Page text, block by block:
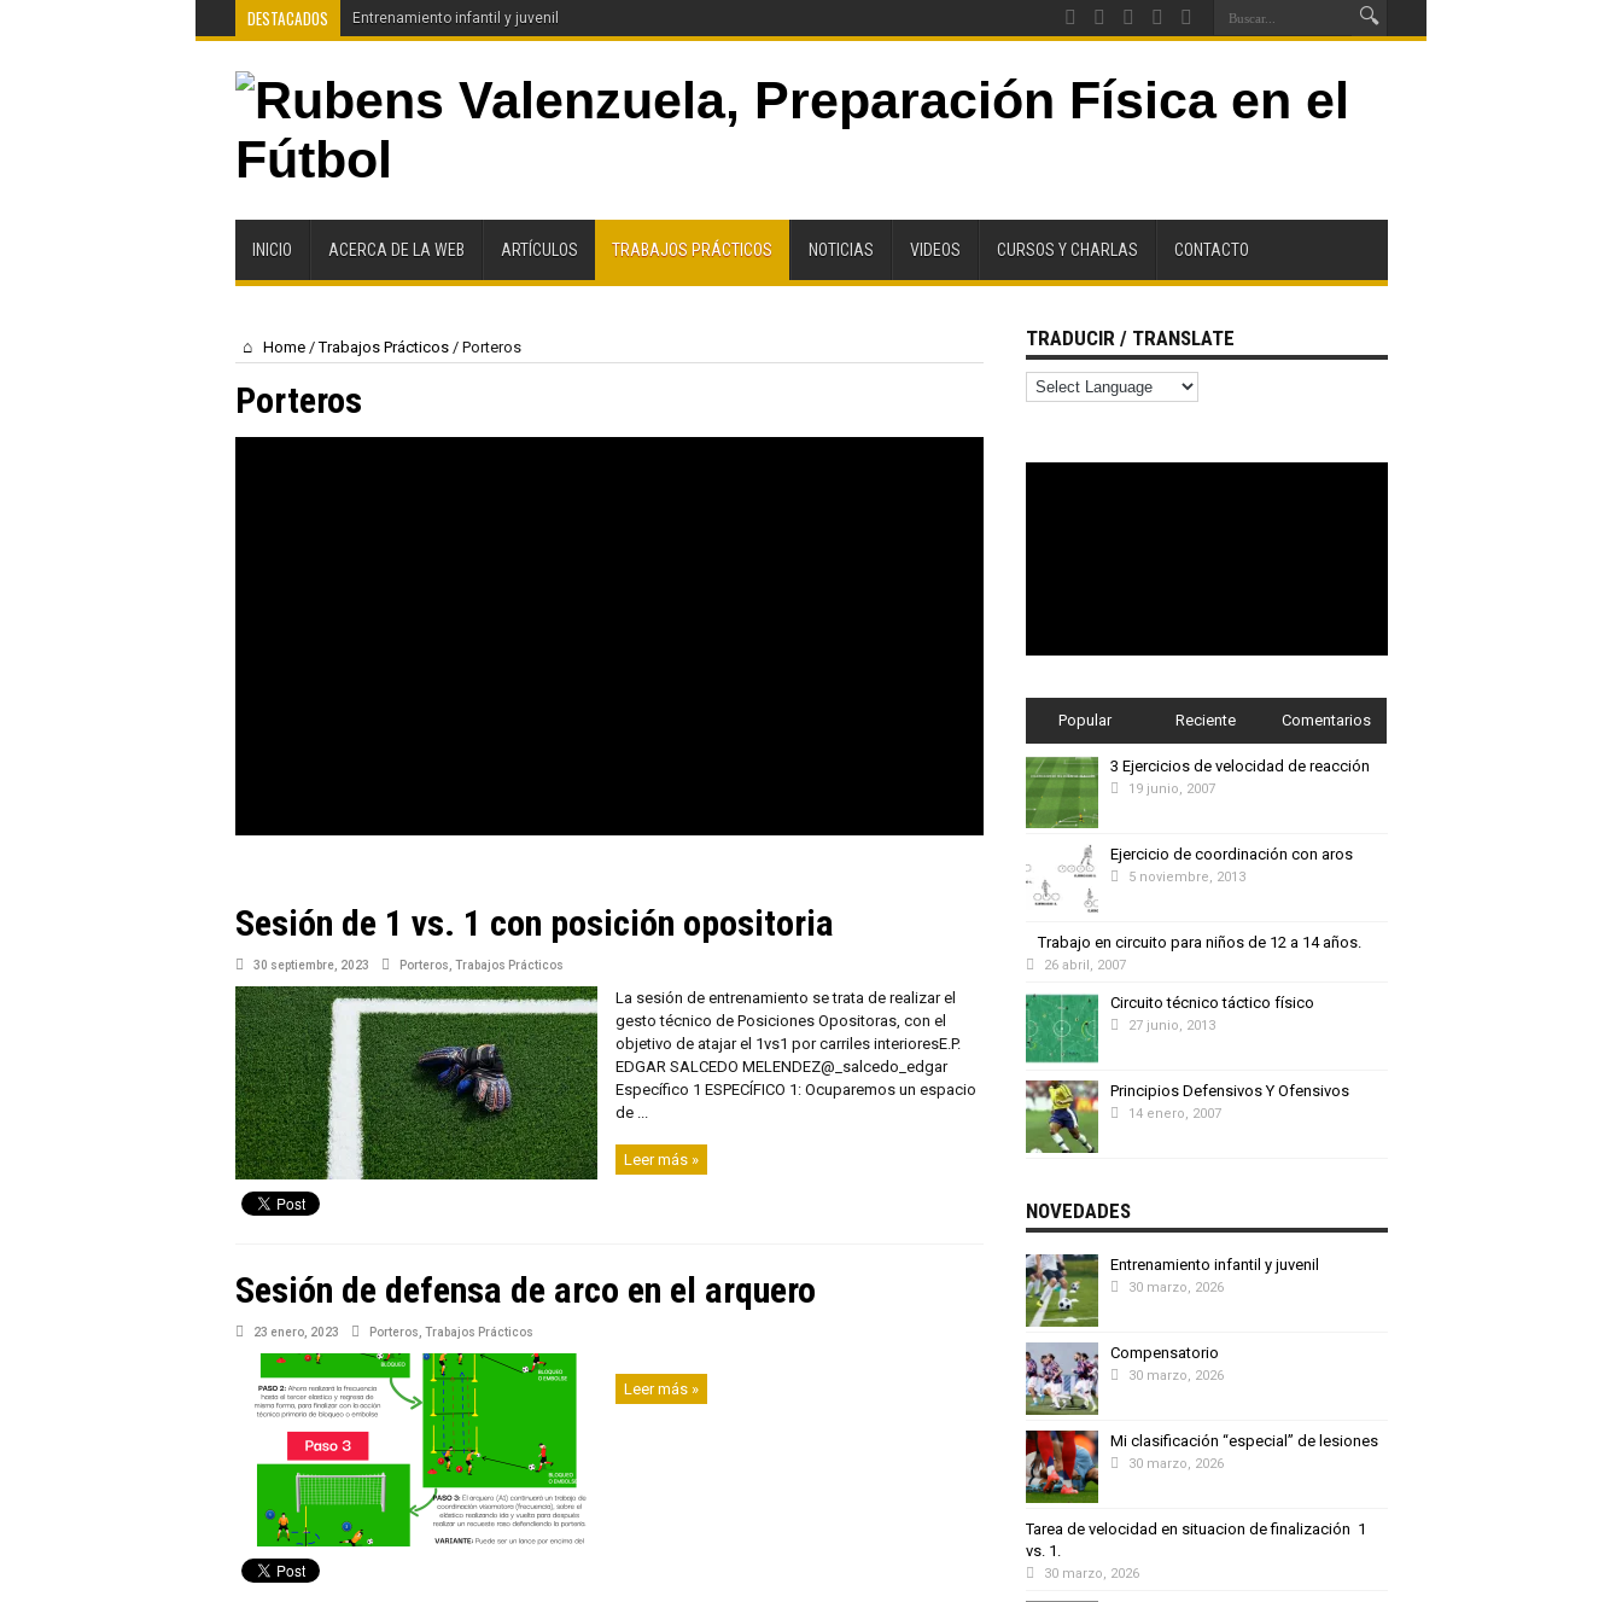
DESTACADOS Entrenamiento infantil y juvenil
INICIO ACERCA DE LA WEB ARTÍCULOS TRABAJOS PRÁCTICOS NOTICIAS VIDEOS CURSOS Y CHARLAS CONTACTO
Home / Trabajos Prácticos / Porteros
Porteros
Sesión de 1 vs. 1 con posición opositoria
30 septiembre, 2023 Porteros Trabajos Prácticos
La sesión de entrenamiento se trata de realizar el
gesto técnico de Posiciones Opositoras, con el
objetivo de atajar el 1vs1 por carriles interioresE.P.
EDGAR SALCEDO MELENDEZ@_salcedo_edgar
Específico 1 ESPECÍFICO 1: Ocuparemos un espacio
de ...
Leer más »
Sesión de defensa de arco en el arquero
23 enero, 2023 Porteros Trabajos Prácticos
Leer más »
TRADUCIR / TRANSLATE
Popular Reciente Comentarios
3 Ejercicios de velocidad de reacción
19 junio, 2007
Ejercicio de coordinación con aros
5 noviembre, 2013
Trabajo en circuito para niños de 12 a 14 años.
26 abril, 2007
Circuito técnico táctico físico
27 junio, 2013
Principios Defensivos Y Ofensivos
14 enero, 2007
NOVEDADES
Entrenamiento infantil y juvenil
30 marzo, 2026
Compensatorio
30 marzo, 2026
Mi clasificación “especial” de lesiones
30 marzo, 2026
Tarea de velocidad en situacion de finalización 1
vs. 1.
30 marzo, 2026